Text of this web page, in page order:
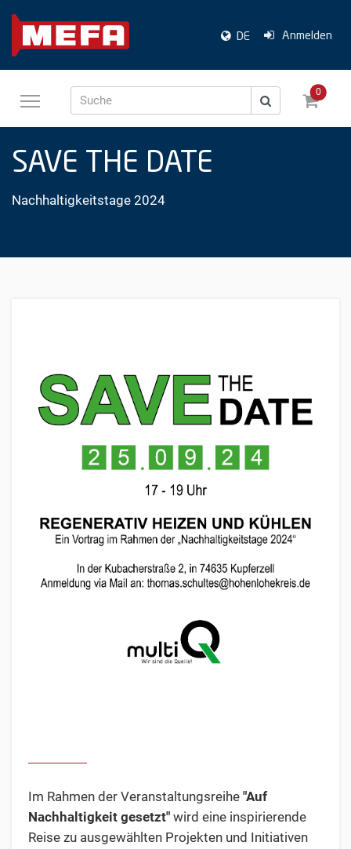
DE Anmelden
Suche
0
SAVE THE DATE
Nachhaltigkeitstage 2024
Im Rahmen der Veranstaltungsreihe"Auf
Nachhaltigkeit gesetzt" wird eine inspirierende
Reise zu ausgewählten Projekten und Initiativen